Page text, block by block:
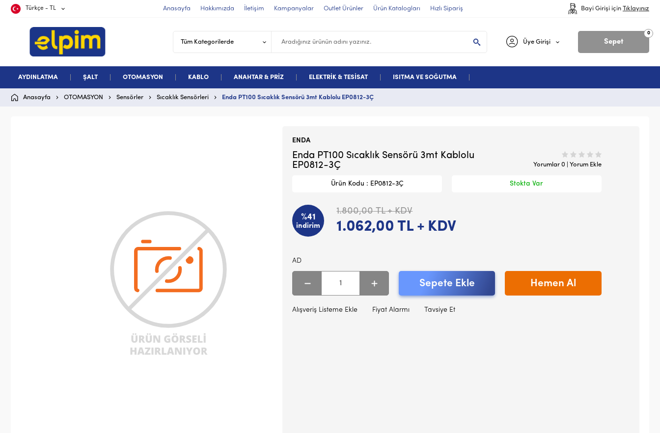
Türkçe - TL Anasayfa Hakkımızda İletişim Kampanyalar Outlet Ürünler Ürün Katalogları Hızlı Sipariş Bayi Girişi için Tıklayınız
Sepet
0
Üye Girişi
AYDINLATMA ŞALT OTOMASYON KABLO ANAHTAR & PRİZ ELEKTRİK & TESİSAT ISITMA VE SOĞUTMA
Anasayfa OTOMASYON Sensörler Sıcaklık Sensörleri Enda PT100 Sıcaklık Sensörü 3mt Kablolu EP0812-3Ç
ENDA
Enda PT100 Sıcaklık Sensörü 3mt Kablolu
EP0812-3Ç
Yorumlar 0 | Yorum Ekle
Ürün Kodu : EP0812-3Ç Stokta Var
%41
indirim
1.800,00TL + KDV
1.062,00 TL + KDV
AD
Sepete Ekle Hemen Al
Alışveriş Listeme Ekle Fiyat Alarmı Tavsiye Et